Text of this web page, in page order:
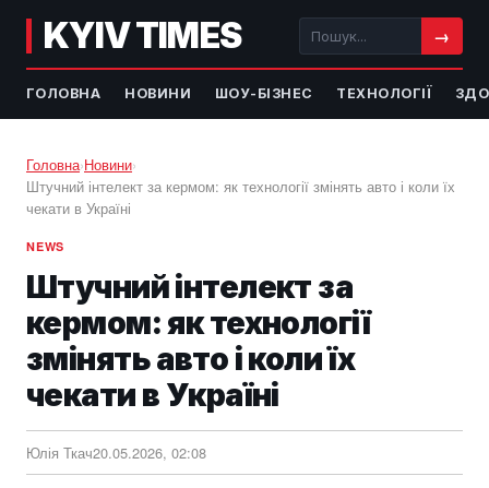
KYIV TIMES →
ГОЛОВНА НОВИНИ ШОУ-БІЗНЕС ТЕХНОЛОГІЇ
Головна›Новини›
Штучний інтелект за кермом: як технології змінять авто і коли їх
чекати в Україні
NEWS
Штучний інтелект за
кермом: як технології
змінять авто і коли їх
чекати в Україні
Юлія Ткач20.05.2026, 02:08